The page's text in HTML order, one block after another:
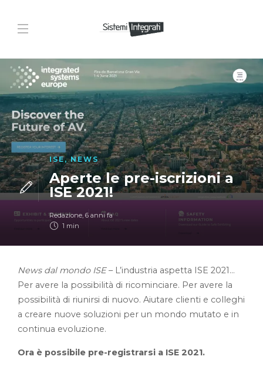
ISE,NEWS
Aperte le pre-iscrizioni a
ISE 2021!
Redazione, 6 anni fa
1 min
News dal mondo ISE– L’industria aspetta ISE 2021…
Per avere la possibilità di ricominciare. Per avere la
possibilità di riunirsi di nuovo. Aiutare clienti e colleghi
a creare nuove soluzioni per un mondo mutato e in
continua evoluzione.
Ora è possibile pre-registrarsi a ISE 2021.